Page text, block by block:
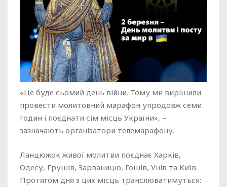
«Це буде сьомий день війни. Тому ми вирішили
провести молитовний марафон упродовж семи
годин і поєднати сім місць України», –
зазначають організатори телемарафону.
Ланцюжок живої молитви поєднає Харків,
Одесу, Грушів, Зарваницю, Гошів, Унів та Київ.
Протягом дня з цих місць транслюватимуться: